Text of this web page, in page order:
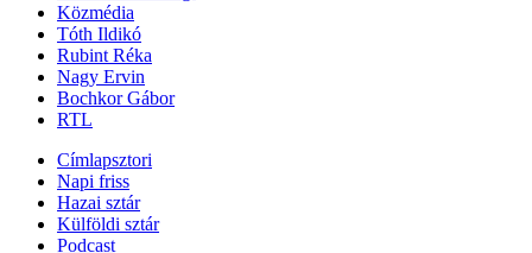
Közmédia
Tóth Ildikó
Rubint Réka
Nagy Ervin
Bochkor Gábor
RTL
Címlapsztori
Napi friss
Hazai sztár
Külföldi sztár
Podcast